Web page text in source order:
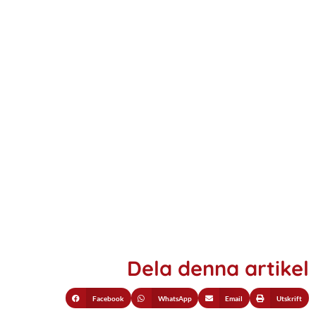
Dela denna artikel
Facebook WhatsApp Email Utskrift